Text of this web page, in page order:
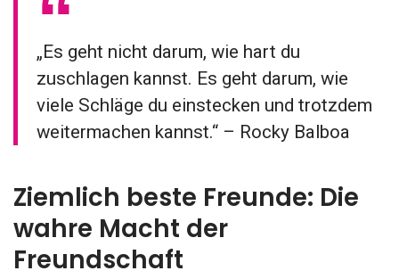
„Es geht nicht darum, wie hart du
zuschlagen kannst. Es geht darum, wie
viele Schläge du einstecken und trotzdem
weitermachen kannst.“ – Rocky Balboa
Ziemlich beste Freunde: Die
wahre Macht der
Freundschaft